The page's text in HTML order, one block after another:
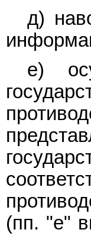
д)
е)
(пп. "е"